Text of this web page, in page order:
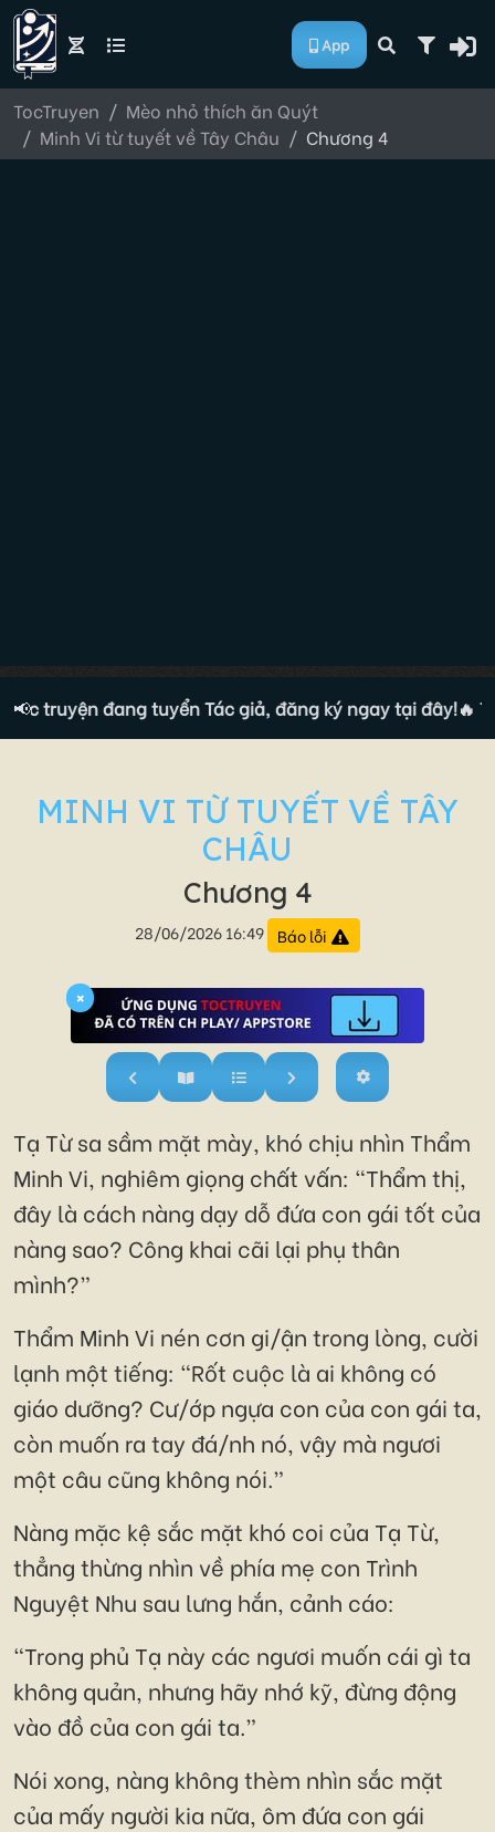
App
TocTruyen
Mèo nhỏ thích ăn Quýt
Minh Vi từ tuyết về Tây Châu
Chương 4
📢truyện đang tuyển Tác giả, đăng ký ngay tại đây!🔥
MINH VI TỪ TUYẾT VỀ TÂY
CHÂU
Chương 4
28/06/2026 16:49 Báo lỗi
×
Tạ Từ sa sầm mặt mày, khó chịu nhìn Thẩm
Minh Vi, nghiêm giọng chất vấn: “Thẩm thị,
đây là cách nàng dạy dỗ đứa con gái tốt của
nàng sao? Công khai cãi lại phụ thân
mình?”
Thẩm Minh Vi nén cơn gi/ận trong lòng, cười
lạnh một tiếng: “Rốt cuộc là ai không có
giáo dưỡng? Cư/ớp ngựa con của con gái ta,
còn muốn ra tay đá/nh nó, vậy mà ngươi
một câu cũng không nói.”
Nàng mặc kệ sắc mặt khó coi của Tạ Từ,
thẳng thừng nhìn về phía mẹ con Trình
Nguyệt Nhu sau lưng hắn, cảnh cáo:
“Trong phủ Tạ này các ngươi muốn cái gì ta
không quản, nhưng hãy nhớ kỹ, đừng động
vào đồ của con gái ta.”
Nói xong, nàng không thèm nhìn sắc mặt
của mấy người kia nữa, ôm đứa con gái